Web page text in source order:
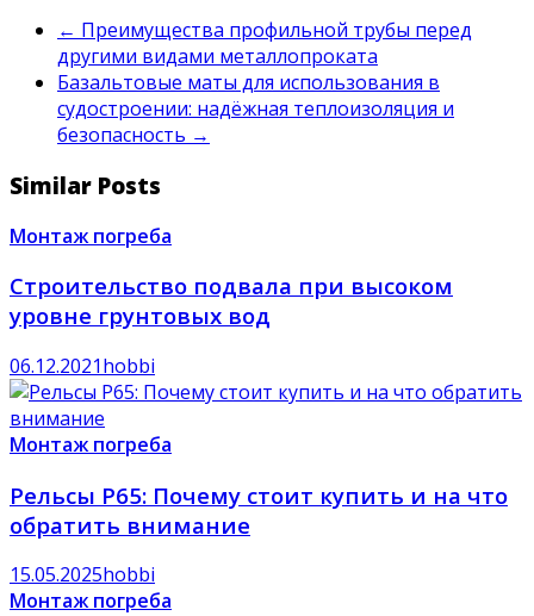
← Преимущества профильной трубы перед
другими видами металлопроката
Базальтовые маты для использования в
судостроении: надёжная теплоизоляция и
безопасность →
Similar Posts
Монтаж погреба
Строительство подвала при высоком
уровне грунтовых вод
06.12.2021hobbi
Монтаж погреба
Рельсы Р65: Почему стоит купить и на что
обратить внимание
15.05.2025hobbi
Монтаж погреба